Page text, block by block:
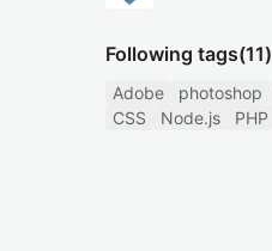
Following tags(11)
Adobe photoshop
CSS
Node.js PHP